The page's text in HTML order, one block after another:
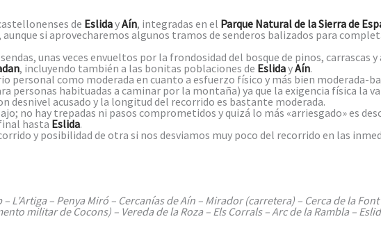
de EslidayAín, integradas en el Parque Natural de la Sierra de
si aprovecharemos algunos tramos de senderos balizados para
unas veces envueltos por la frondosidad del bosque de pinos, carrascas y
, incluyendo también a las bonitas poblaciones de EslidayAín.
personal como moderada en cuanto a esfuerzo físico y más bien moderada-
personas habituadas a caminar por la montaña) ya que la exigencia física la
desnivel acusado y la longitud del recorrido es bastante moderada.
no hay trepadas ni pasos comprometidos y quizá lo más «arriesgado» es
hasta Eslida.
y posibilidad de otra si nos desviamos muy poco del recorrido en las
L’Artiga – Penya Miró – Cercanías de Aín – Mirador (carretera) – Cerca de la
militar de Cocons) – Vereda de la Roza – Els Corrals – Arc de la Rambla –